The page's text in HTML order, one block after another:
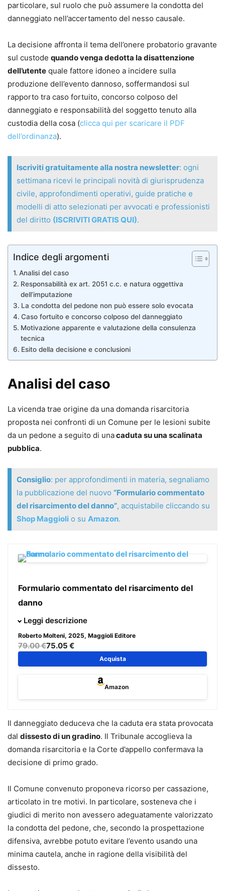
particolare, sul ruolo che può assumere la condotta del
danneggiato nell’accertamento del nesso causale.
La decisione affronta il tema dell’onere probatorio gravante
sul custode quando venga dedotta la disattenzione
dell’utente quale fattore idoneo a incidere sulla
produzione dell’evento dannoso, soffermandosi sul
rapporto tra caso fortuito, concorso colposo del
danneggiato e responsabilità del soggetto tenuto alla
custodia della cosa (clicca qui per scaricare il PDF
dell’ordinanza).
Iscriviti gratuitamente alla nostra newsletter: ogni
settimana ricevi le principali novità di giurisprudenza
civile, approfondimenti operativi, guide pratiche e
modelli di atto selezionati per avvocati e professionisti
del diritto (ISCRIVITI GRATIS QUI).
Indice degli argomenti
Analisi del caso
Responsabilità ex art. 2051 c.c. e natura oggettiva
dell’imputazione
La condotta del pedone non può essere solo evocata
Caso fortuito e concorso colposo del danneggiato
Motivazione apparente e valutazione della consulenza
tecnica
Esito della decisione e conclusioni
Analisi del caso
La vicenda trae origine da una domanda risarcitoria
proposta nei confronti di un Comune per le lesioni subite
da un pedone a seguito di unacaduta su una scalinata
pubblica.
Consiglio: per approfondimenti in materia, segnaliamo
la pubblicazione del nuovo “Formulario commentato
del risarcimento del danno”, acquistabile cliccando su
Shop Maggioli o su Amazon.
Formulario commentato del risarcimento del
danno
Il volume raccoglie oltre 150 formule selezionate tra i casi
vent’anni di esperienza nella tutela del danneggiato. Ogni
modello è personalizzato, aggiornato al correttivo
Cartabia e al D.P.R. 12/2025 (TUN), e nasce da casi reali,
con un taglio concreto e operativo.
sinistri stradali, perdita del rapporto parentale, furto di
veicolo, diffamazione (online e a mezzo stampa), acquisti
online, trasporto aereo, illegittima segnalazione alla
centrale rischi, attivazione illegittima di servizi,
- Ogni formula è corredata da riferimenti normativi,
commento esplicativo, indicazione di termini, scadenze,
preclusioni e principali massime giurisprudenziali, per
guidare passo dopo passo nella costruzione della strategia
difensiva.
- Struttura per “casi” autonomi: ciascun capitolo ripercorre
l’intero iter logico-giuridico e processuale del singolo
Leggi descrizione
Roberto Molteni, 2025, Maggioli Editore
79.00 €75.05 €
Acquista
Amazon
Il danneggiato deduceva che la caduta era stata provocata
dal dissesto di un gradino. Il Tribunale accoglieva la
domanda risarcitoria e la Corte d’appello confermava la
decisione di primo grado.
Il Comune convenuto proponeva ricorso per cassazione,
articolato in tre motivi. In particolare, sosteneva che i
giudici di merito non avessero adeguatamente valorizzato
la condotta del pedone, che, secondo la prospettazione
difensiva, avrebbe potuto evitare l’evento usando una
minima cautela, anche in ragione della visibilità del
dissesto.